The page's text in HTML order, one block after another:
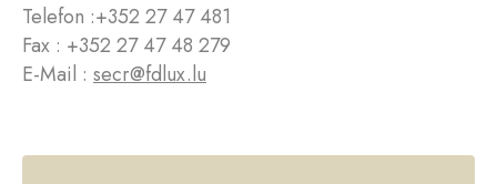
Telefon :+352 27 47 481
Fax : +352 27 47 48 279
E-Mail : secr@fdlux.lu